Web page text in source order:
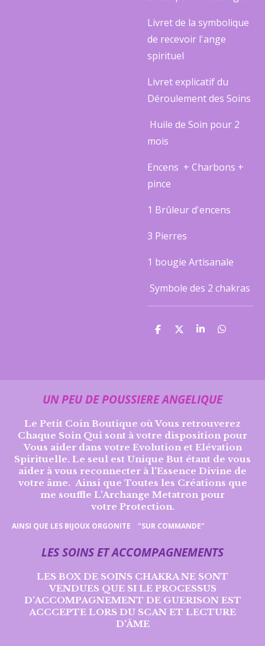
Livret de la symbolique
de recevoir l'ange
spirituel
Livret explicatif du
Déroulement des Soins
Huile de Soin pour 2
mois
Encens + Charbons +
pince
1 Brûleur d'encens
3 Pierres
1 bougie Artisanale
Symbole des 2 chakras
P
r
P
r
P
r
P
r
UN PEU DE POUSSIERE ANGELIQUE
Le Petit Coin Boutique où Vous retrouverez
Chaque Soin Qui sont à votre disposition pour
Vous aider dans votre Evolution et Elévation
Spirituelle. Le seul est Unique But étant de vous
aider à vous reconnecter à l'Essence Divine de
votre âme. Ainsi que Toutes les Créations que
me souffle L'Archange Metatron pour
votre Protection.
AINSI QUE LES BIJOUX ORGONITE "SUR COMMANDE"
LES SOINS ETACCOMPAGNEMENTS
LES BOX DE SOINS CHAKRA NE SONT
VENDUES QUE SI LE PROCESSUS
D'ACCOMPAGNEMENT DE GUERISON EST
ACCCEPTE LORS DU SCAN ET LECTURE
D'ÂME